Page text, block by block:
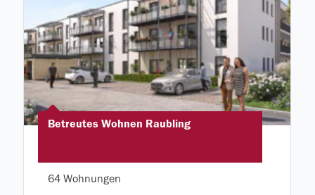
Betreutes Wohnen Raubling
64 Wohnungen